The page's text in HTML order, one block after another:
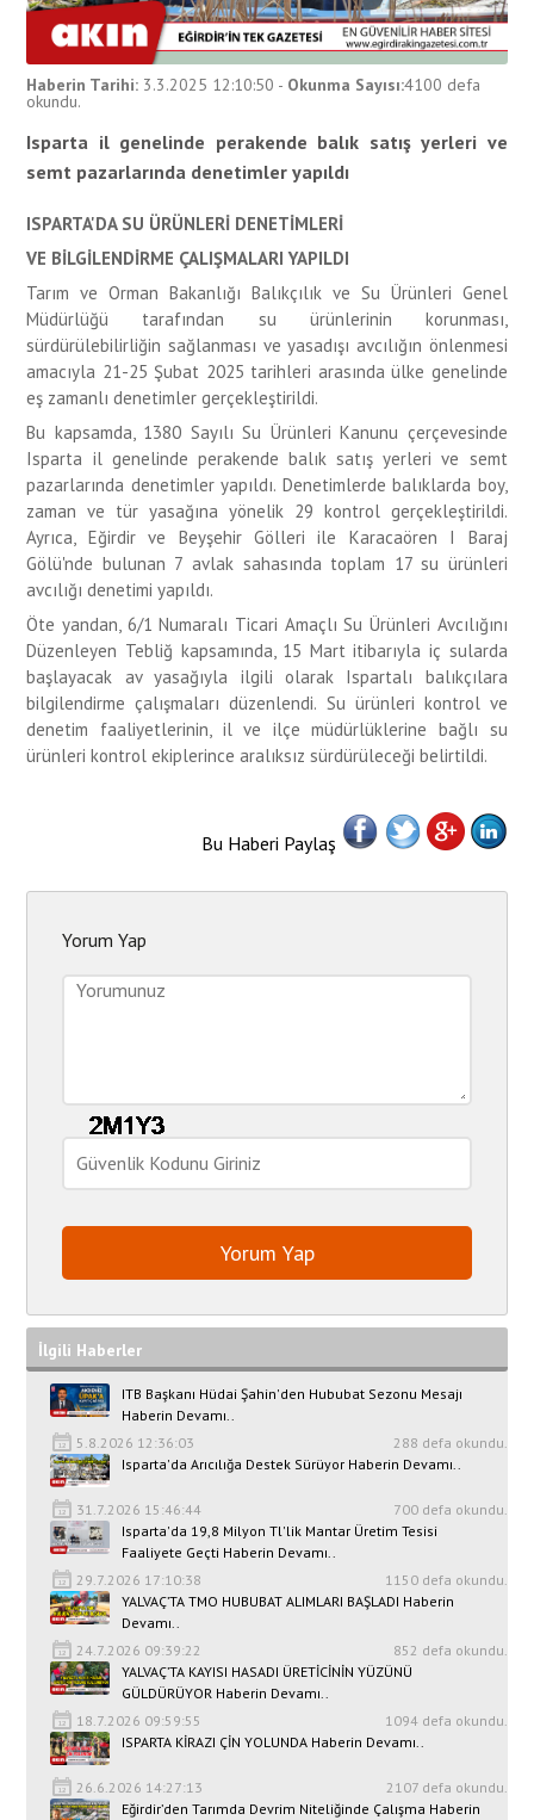
Haberin Tarihi: 3.3.2025 12:10:50 - Okunma Sayısı:4100 defa
okundu.
Isparta il genelinde perakende balık satış yerleri ve
semt pazarlarında denetimler yapıldı
ISPARTA'DA SU ÜRÜNLERİ DENETİMLERİ
VE BİLGİLENDİRME ÇALIŞMALARI YAPILDI
Tarım ve Orman Bakanlığı Balıkçılık ve Su Ürünleri Genel
Müdürlüğü tarafından su ürünlerinin korunması,
sürdürülebilirliğin sağlanması ve yasadışı avcılığın önlenmesi
amacıyla 21-25 Şubat 2025 tarihleri arasında ülke genelinde
eş zamanlı denetimler gerçekleştirildi.
Bu kapsamda, 1380 Sayılı Su Ürünleri Kanunu çerçevesinde
Isparta il genelinde perakende balık satış yerleri ve semt
pazarlarında denetimler yapıldı. Denetimlerde balıklarda boy,
zaman ve tür yasağına yönelik 29 kontrol gerçekleştirildi.
Ayrıca, Eğirdir ve Beyşehir Gölleri ile Karacaören I Baraj
Gölü'nde bulunan 7 avlak sahasında toplam 17 su ürünleri
avcılığı denetimi yapıldı.
Öte yandan, 6/1 Numaralı Ticari Amaçlı Su Ürünleri Avcılığını
Düzenleyen Tebliğ kapsamında, 15 Mart itibarıyla iç sularda
başlayacak av yasağıyla ilgili olarak Ispartalı balıkçılara
bilgilendirme çalışmaları düzenlendi. Su ürünleri kontrol ve
denetim faaliyetlerinin, il ve ilçe müdürlüklerine bağlı su
ürünleri kontrol ekiplerince aralıksız sürdürüleceği belirtildi.
Bu Haberi Paylaş
Yorum Yap
İlgili Haberler
ITB Başkanı Hüdai Şahin'den Hububat Sezonu Mesajı
Haberin Devamı..
5.8.2026 12:36:03
288 defa okundu.
Isparta'da Arıcılığa Destek Sürüyor Haberin Devamı..
31.7.2026 15:46:44
700 defa okundu.
Isparta'da 19,8 Milyon Tl'lik Mantar Üretim Tesisi
Faaliyete Geçti Haberin Devamı..
29.7.2026 17:10:38
1150 defa okundu.
YALVAÇ’TA TMO HUBUBAT ALIMLARI BAŞLADI Haberin
Devamı..
24.7.2026 09:39:22
852 defa okundu.
YALVAÇ’TA KAYISI HASADI ÜRETİCİNİN YÜZÜNÜ
GÜLDÜRÜYOR Haberin Devamı..
18.7.2026 09:59:55
1094 defa okundu.
ISPARTA KİRAZI ÇİN YOLUNDA Haberin Devamı..
26.6.2026 14:27:13
2107 defa okundu.
Eğirdir’den Tarımda Devrim Niteliğinde Çalışma Haberin